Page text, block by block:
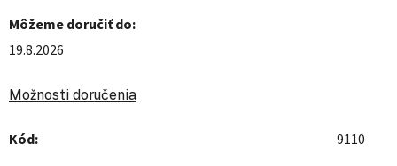
Môžeme doručiť do:
19.8.2026
Možnosti doručenia
Kód: 9110